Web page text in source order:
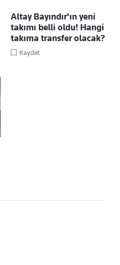
Altay Bayındır'ın yeni
takımı belli oldu! Hangi
takıma transfer olacak?
Kaydet